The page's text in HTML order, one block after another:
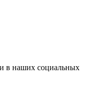
в наших социальных